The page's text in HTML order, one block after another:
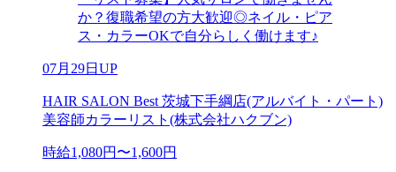
か？復職希望の方大歓迎◎ネイル・ピア
ス・カラーOKで自分らしく働けます♪
07月29日UP
HAIR SALON Best 茨城下手綱店(アルバイト・パート)
美容師カラーリスト(株式会社ハクブン)
時給1,080円〜1,600円